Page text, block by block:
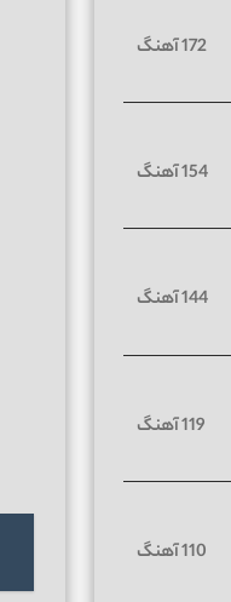
172 آهنگ
154 آهنگ
144 آهنگ
119 آهنگ
110 آهنگ